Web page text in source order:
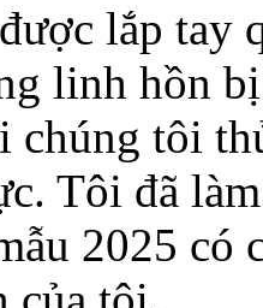
lắp tay
linh hồn
tôi
Tôi đã
2025 có